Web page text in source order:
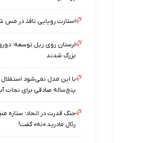
استارت رویایی نافذ در مس
لرستان روی ریل توسعه؛
بزرگ شدند
با این مدل نمی‌شود
پنج‌ساله صادقی برای نجات
جنگ قدرت در اتحاد؛ ستاره
رئال مادرید «نه» گفت!